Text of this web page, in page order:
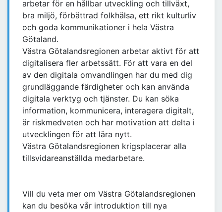
arbetar för en hållbar utveckling och tillväxt,
bra miljö, förbättrad folkhälsa, ett rikt kulturliv
och goda kommunikationer i hela Västra
Götaland.
Västra Götalandsregionen arbetar aktivt för att
digitalisera fler arbetssätt. För att vara en del
av den digitala omvandlingen har du med dig
grundläggande färdigheter och kan använda
digitala verktyg och tjänster. Du kan söka
information, kommunicera, interagera digitalt,
är riskmedveten och har motivation att delta i
utvecklingen för att lära nytt.
Västra Götalandsregionen krigsplacerar alla
tillsvidareanställda medarbetare.
Vill du veta mer om Västra Götalandsregionen
kan du besöka vår introduktion till nya